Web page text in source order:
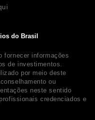
do Brasil
fornecer informações
de investimentos.
por meio deste
ou
neste sentido
credenciados e